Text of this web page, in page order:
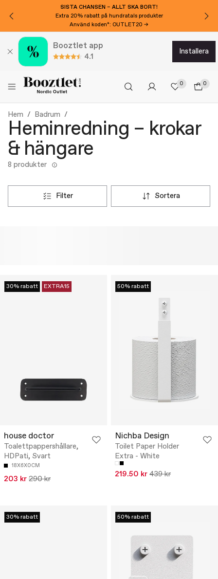
SISTA CHANSEN – ALLT SKA BORT!
Extra 20% rabatt på hundratals produkter
Använd koden*: OUTLET20 →
Booztlet app
4.1
installera
0 0
Hem Badrum
Heminredning – krokar
& hängare
8 produkter
filter sortera
30% rabatt EXTRA15
house doctor
Toalettpappershållare,
HDPati, Svart
18X6X0CM
203 kr 290 kr
50% rabatt
Nichba Design
Toilet Paper Holder
Extra - White
219.50 kr 439 kr
30% rabatt 50% rabatt